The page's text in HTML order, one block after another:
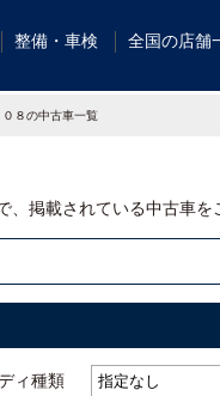
整備・車検 全国の店舗
０８の中古車一覧
掲載されている中古車を
ィ種類